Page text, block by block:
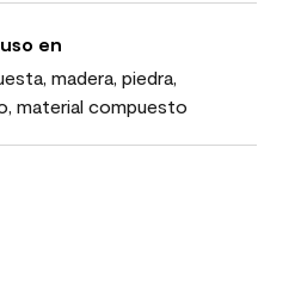
en
madera, piedra,
material compuesto